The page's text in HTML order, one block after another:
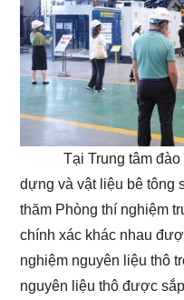
Tại Trung tâm đào
dựng và vật liệu bê tông
thăm Phòng thí nghiệm
chính xác khác nhau
nghiệm nguyên liệu thô
nguyên liệu thô được